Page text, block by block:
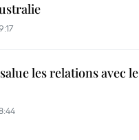
les relations avec le